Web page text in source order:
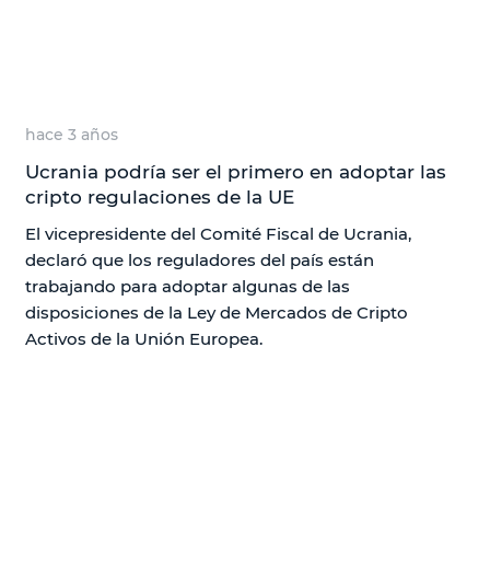
hace 3 años
Ucrania podría ser el primero en adoptar las
cripto regulaciones de la UE
El vicepresidente del Comité Fiscal de Ucrania,
declaró que los reguladores del país están
trabajando para adoptar algunas de las
disposiciones de la Ley de Mercados de Cripto
Activos de la Unión Europea.